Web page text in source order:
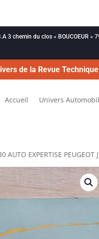
3 chemin du clos « BOUCOEUR »
de la Revue
Accueil Univers
AUTO EXPERTISE PEUGEOT